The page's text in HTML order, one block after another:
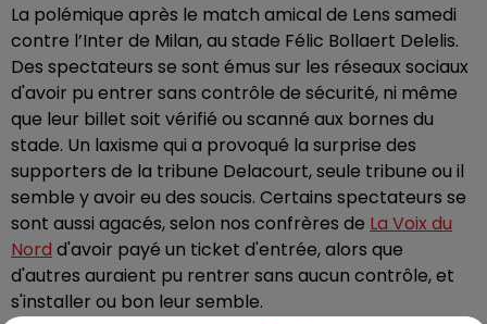
La polémique après le match amical de Lens samedi
contre l’Inter de Milan, au stade Félic Bollaert Delelis.
Des spectateurs se sont émus sur les réseaux sociaux
d'avoir pu entrer sans contrôle de sécurité, ni même
que leur billet soit vérifié ou scanné aux bornes du
stade. Un laxisme qui a provoqué la surprise des
supporters de la tribune Delacourt, seule tribune ou il
semble y avoir eu des soucis. Certains spectateurs se
sont aussi agacés, selon nos confrères de La Voix du
Nord d'avoir payé un ticket d'entrée, alors que
d'autres auraient pu rentrer sans aucun contrôle, et
s'installer ou bon leur semble.